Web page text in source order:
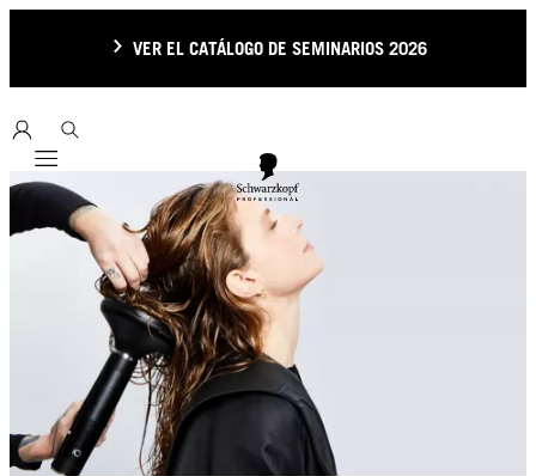
VER EL CATÁLOGO DE SEMINARIOS 2026
Mobile navigation